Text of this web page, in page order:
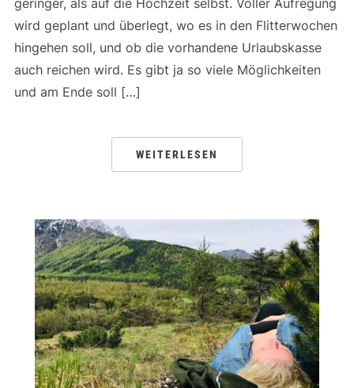
geringer, als auf die Hochzeit selbst. Voller Aufregung
wird geplant und überlegt, wo es in den Flitterwochen
hingehen soll, und ob die vorhandene Urlaubskasse
auch reichen wird. Es gibt ja so viele Möglichkeiten
und am Ende soll […]
WEITERLESEN